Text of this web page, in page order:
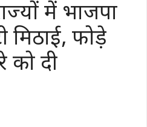
में भाजपा
मिठाई, फोड़े
को दी